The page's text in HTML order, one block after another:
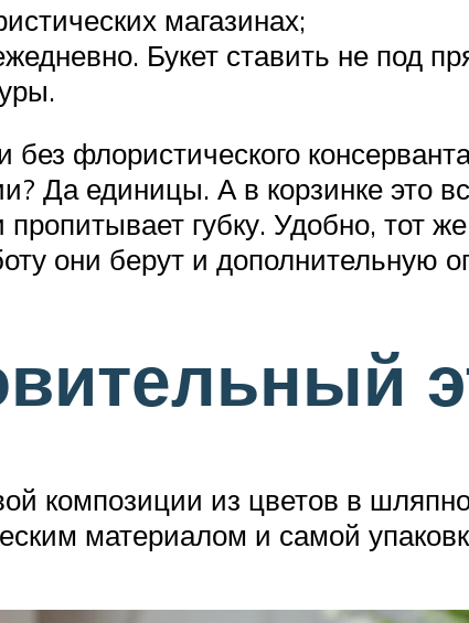
магазинах;
Букет ставить не под
без флористического
Да единицы. А в корзинке это
губку. Удобно, тот
они берут и дополнительную
композиции из цветов в
материалом и самой